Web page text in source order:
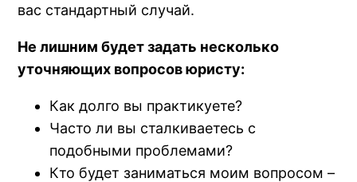
вас стандартный случай.
Не лишним будет задать несколько
уточняющих вопросов юристу:
Как долго вы практикуете?
Часто ли вы сталкиваетесь с
подобными проблемами?
Кто будет заниматься моим вопросом –